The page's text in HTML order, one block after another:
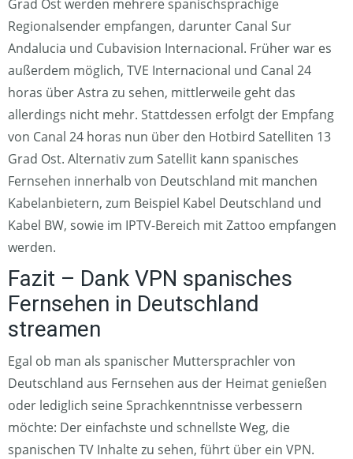
Grad Ost werden mehrere spanischsprachige
Regionalsender empfangen, darunter Canal Sur
Andalucia und Cubavision Internacional. Früher war es
außerdem möglich, TVE Internacional und Canal 24
horas über Astra zu sehen, mittlerweile geht das
allerdings nicht mehr. Stattdessen erfolgt der Empfang
von Canal 24 horas nun über den Hotbird Satelliten 13
Grad Ost. Alternativ zum Satellit kann spanisches
Fernsehen innerhalb von Deutschland mit manchen
Kabelanbietern, zum Beispiel Kabel Deutschland und
Kabel BW, sowie im IPTV-Bereich mit Zattoo empfangen
werden.
Fazit – Dank VPN spanisches
Fernsehen in Deutschland
streamen
Egal ob man als spanischer Muttersprachler von
Deutschland aus Fernsehen aus der Heimat genießen
oder lediglich seine Sprachkenntnisse verbessern
möchte: Der einfachste und schnellste Weg, die
spanischen TV Inhalte zu sehen, führt über ein VPN.